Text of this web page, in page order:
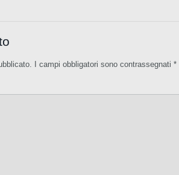
I campi obbligatori sono contrassegnati*